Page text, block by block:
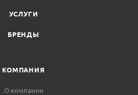
УСЛУГИ
БРЕНДЫ
КОМПАНИЯ
О компании